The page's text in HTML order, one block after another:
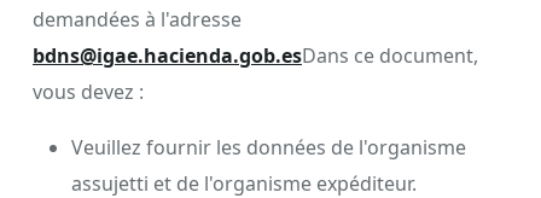
demandées à l'adresse
bdns@igae.hacienda.gob.esDans ce document,
vous devez :
Veuillez fournir les données de l'organisme
assujetti et de l'organisme expéditeur.